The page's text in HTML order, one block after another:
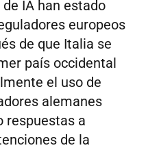
IA han estado
europeos
de que Italia se
país occidental
el uso de
alemanes
respuestas a
de la